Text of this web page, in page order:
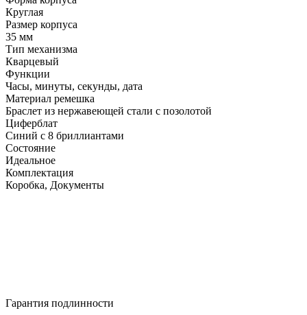
Круглая
Размер корпуса
35 мм
Тип механизма
Кварцевый
Функции
Часы, минуты, секунды, дата
Материал ремешка
Браслет из нержавеющей стали с позолотой
Циферблат
Синий с 8 бриллиантами
Состояние
Идеальное
Комплектация
Коробка, Документы
Гарантия подлинности